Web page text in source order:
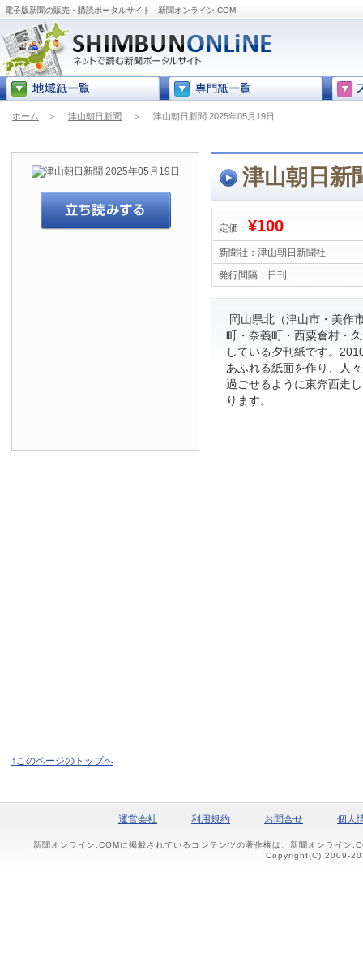
電子版新聞の販売・購読ポータルサイト - 新聞オンライン.COM
ホーム ＞ 津山朝日新聞 ＞ 津山朝日新聞 2025年05月19日
津山朝日新
定価： ¥100
新聞社： 津山朝日新聞社
発行間隔： 日刊
岡山県北（津山市・美作
町・奈義町・西粟倉村・
している夕刊紙です。
あふれる紙面を作り、人
過ごせるように東奔西走
ります。
↑このページのトップへ
運営会社 利用規約 お問合せ 個人
新聞オンライン.COMに掲載されているコンテンツの著作権は、新聞オンライン
Copyright(C) 2009-